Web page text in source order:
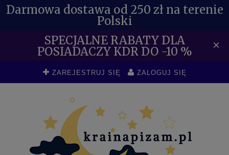
Darmowa dostawa od 250 zł na terenie
Polski
SPECJALNE RABATY DLA
POSIADACZY KDR DO -10 % ×
ZAREJESTRUJ SIĘ ZALOGUJ SIĘ